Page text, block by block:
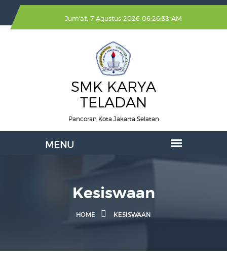
Jum'at, 7 Agustus 2026 06:26:38 AM
SMK KARYA
TELADAN
Pancoran Kota Jakarta Selatan
Kesiswaan
HOME KESISWAAN